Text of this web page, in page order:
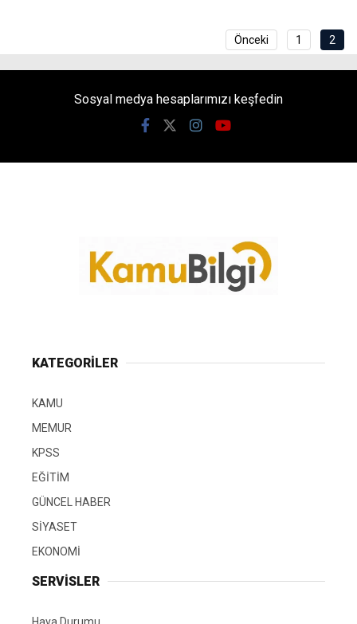
Önceki 1 2
Sosyal medya hesaplarımızı keşfedin
KATEGORİLER
KAMU
MEMUR
KPSS
EĞİTİM
GÜNCEL HABER
SİYASET
EKONOMİ
SERVİSLER
Hava Durumu